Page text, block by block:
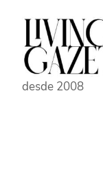
Pular
conteúdo
desde 2008